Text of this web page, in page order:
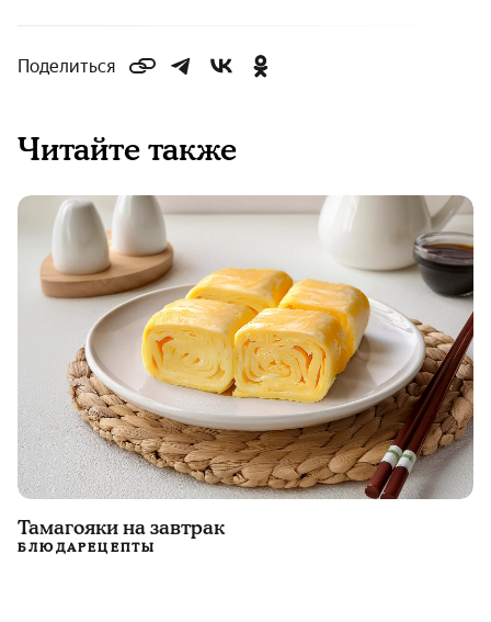
Поделиться
Читайте также
Тамагояки на завтрак
БЛЮДАРЕЦЕПТЫ